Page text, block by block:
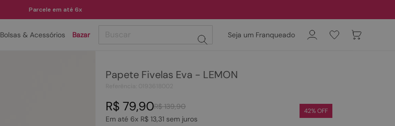
Parcele em até 6x
Bolsas & Acessórios Bazar Seja um Franqueado
Papete Fivelas Eva - LEMON
R$ 139,90
R$ 79,90
Em até 6x R$ 13,31sem juros
42% OFF